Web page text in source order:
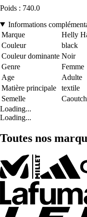
Poids : 740.0
Informations
Marque
Helly
Couleur
black
Couleur dominante Noir
Genre
Femme
Age
Adulte
Matière principale
textile
Semelle
Loading...
Loading...
Toutes nos